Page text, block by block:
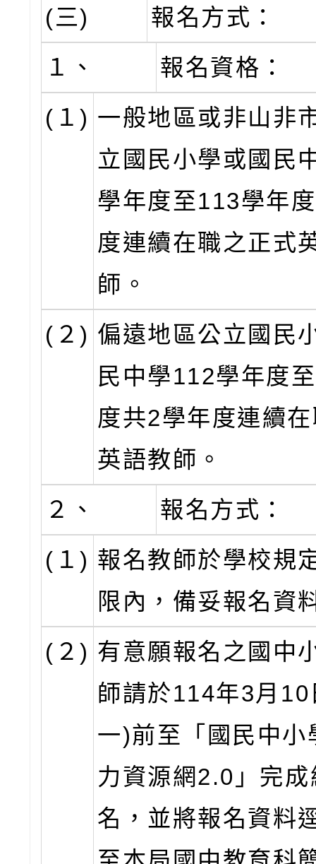
(三)
報名方式：
１、
報名資格：
(１) 一般地區或非山非
立國民小學或國民
學年度至113學年
度連續在職之正式
師。
(２) 偏遠地區公立國民
民中學112學年度
度共2學年度連續
英語教師。
２、
報名方式：
(１) 報名教師於學校規
限內，備妥報名資
(２) 有意願報名之國中
師請於114年3月
一)前至「國民中小
力資源網2.0」完
名，並將報名資料